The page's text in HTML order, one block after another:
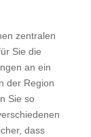
zentralen
Sie die
an ein
der Region
Sie so
dass